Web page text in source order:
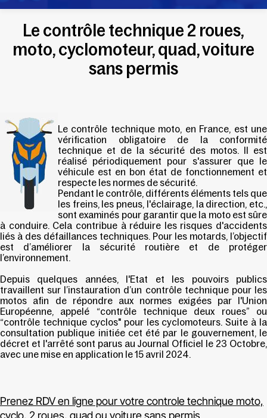
Le contrôle technique 2 roues,
moto, cyclomoteur, quad, voiture
sans permis
Le contrôle technique moto, en France, est une
vérification obligatoire de la conformité
technique et de la sécurité des motos. Il est
réalisé périodiquement pour s'assurer que le
véhicule est en bon état de fonctionnement et
respecte les normes de sécurité.
Pendant le contrôle, différents éléments tels que
les freins, les pneus, l'éclairage, la direction, etc.,
sont examinés pour garantir que la moto est sûre
à conduire. Cela contribue à réduire les risques d'accidents
liés à des défaillances techniques. Pour les motards, l’objectif
est d’améliorer la sécurité routière et de protéger
l’environnement.
Depuis quelques années, l'Etat et les pouvoirs publics
travaillent sur l’instauration d’un contrôle technique pour les
motos afin de répondre aux normes exigées par l'Union
Européenne, appelé “contrôle technique deux roues” ou
“contrôle technique cyclos" pour les cyclomoteurs. Suite à la
consultation publique initiée cet été par le gouvernement, le
décret et l'arrêté sont parus au Journal Officiel le 23 Octobre,
avec une mise en application le 15 avril 2024.
Prenez RDV en ligne pour votre controle technique moto,
cyclo, 2 roues, quad ou voiture sans permis